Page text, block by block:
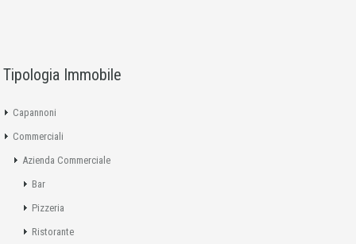
Tipologia Immobile
Capannoni
Commerciali
Azienda Commerciale
Bar
Pizzeria
Ristorante